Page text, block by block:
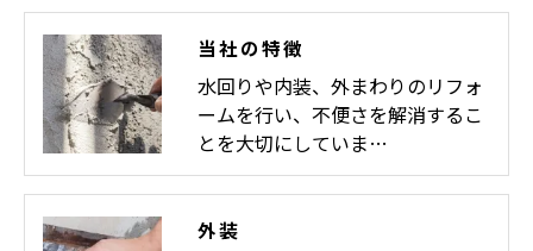
当社の特徴
水回りや内装、外まわりのリフォ
ームを行い、不便さを解消するこ
とを大切にしていま…
外装